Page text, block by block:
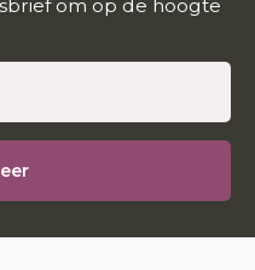
om op de hoogte